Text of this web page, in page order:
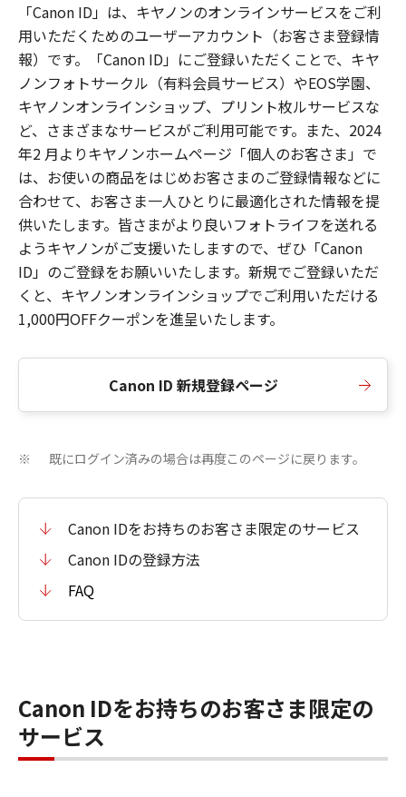
「Canon ID」は、キヤノンのオンラインサービスをご利
用いただくためのユーザーアカウント（お客さま登録情
報）です。「Canon ID」にご登録いただくことで、キヤ
ノンフォトサークル（有料会員サービス）やEOS学園、
キヤノンオンラインショップ、プリント枚ルサービスな
ど、さまざまなサービスがご利用可能です。また、2024
年2 月よりキヤノンホームページ「個人のお客さま」で
は、お使いの商品をはじめお客さまのご登録情報などに
合わせて、お客さま一人ひとりに最適化された情報を提
供いたします。皆さまがより良いフォトライフを送れる
ようキヤノンがご支援いたしますので、ぜひ「Canon
ID」のご登録をお願いいたします。新規でご登録いただ
くと、キヤノンオンラインショップでご利用いただける
1,000円OFFクーポンを進呈いたします。
Canon ID 新規登録ページ
※ 既にログイン済みの場合は再度このページに戻ります。
Canon IDをお持ちのお客さま限定のサービス
Canon IDの登録方法
FAQ
Canon IDをお持ちのお客さま限定の
サービス